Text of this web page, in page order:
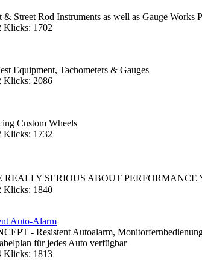
& Street Rod Instruments as well as Gauge
Klicks: 1702
Equipment, Tachometers & Gauges
Klicks: 2086
Custom Wheels
Klicks: 1732
REALLY SERIOUS ABOUT
Klicks: 1840
Auto-Alarm
- Resistent Autoalarm,
für jedes Auto verfügbar
Klicks: 1813